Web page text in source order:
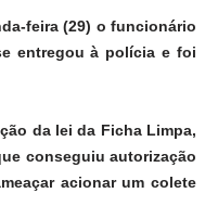
feira (29) o funcionário
entregou à polícia e foi
da lei da Ficha Limpa,
conseguiu autorização
acionar um colete